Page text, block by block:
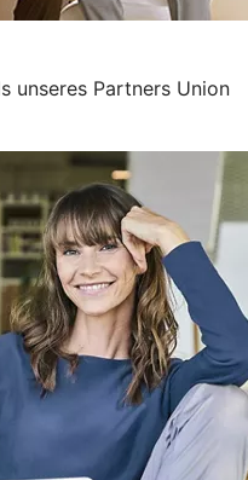
unseres Partners Union